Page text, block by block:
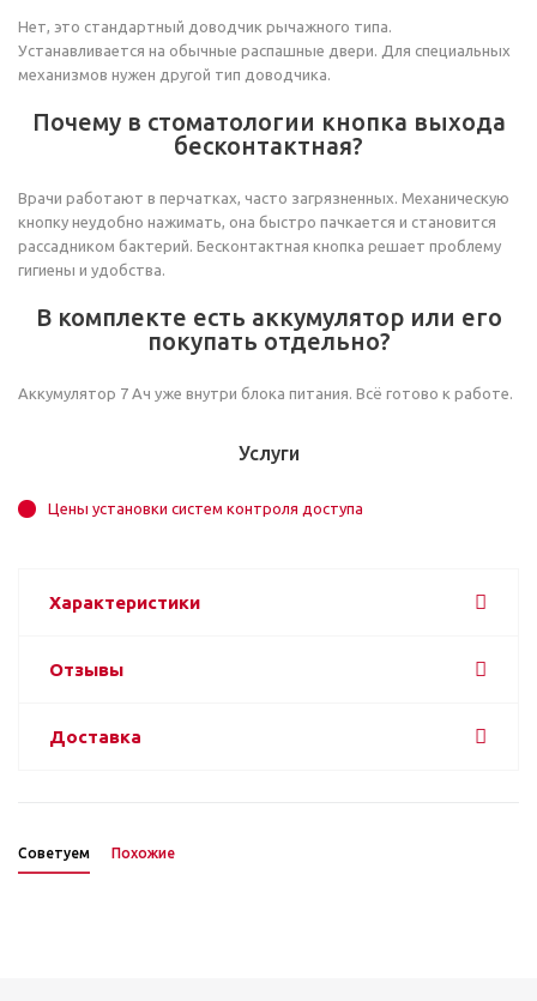
Нет, это стандартный доводчик рычажного типа.
Устанавливается на обычные распашные двери. Для специальных
механизмов нужен другой тип доводчика.
Почему в стоматологии кнопка выхода
бесконтактная?
Врачи работают в перчатках, часто загрязненных. Механическую
кнопку неудобно нажимать, она быстро пачкается и становится
рассадником бактерий. Бесконтактная кнопка решает проблему
гигиены и удобства.
В комплекте есть аккумулятор или его
покупать отдельно?
Аккумулятор 7 Ач уже внутри блока питания. Всё готово к работе.
Услуги
Цены установки систем контроля доступа
Характеристики
Отзывы
Доставка
Советуем Похожие